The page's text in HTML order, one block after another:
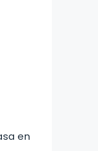
en